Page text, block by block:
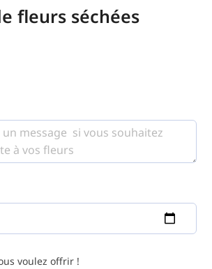
fleurs séchées
voulez offrir !